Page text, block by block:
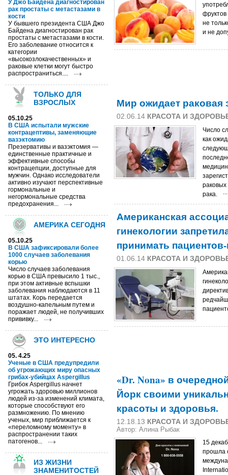
У Джо Байдена диагностирован
рак простаты с метастазами в
кости
У бывшего президента США Джо
Байдена диагностирован рак
простаты с метастазами в кости.
Его заболевание относится к
категории
«высокозлокачественных» и
раковые клетки могут быстро
распространиться....
ТОЛЬКО ДЛЯ
ВЗРОСЛЫХ
05.10.25
В США испытали мужские
контрацептивы, заменяющие
вазэктомию
Презервативы и вазэктомия —
единственные практичные и
эффективные способы
контрацепции, доступные для
мужчин. Однако исследователи
активно изучают перспективные
гормональные и
негормональные средства
предохранения...
АМЕРИКА СЕГОДНЯ
05.10.25
В США зафиксировали более
1000 случаев заболевания
корью
Число случаев заболевания
корью в США превысило 1 тыс.,
при этом активные вспышки
заболевания наблюдаются в 11
штатах. Корь передается
воздушно-капельным путем и
поражает людей, не получивших
прививку...
ЭТО ИНТЕРЕСНО
05. 4.25
Ученые в США предупредили
об угрожающих миру опасных
грибах-убийцах Aspergillus
Грибок Aspergillus начнет
угрожать здоровью миллионов
людей из-за изменений климата,
которые способствуют его
размножению. По мнению
ученых, мир приближается к
«переломному моменту» в
распространении таких
патогенов...
ИЗ ЖИЗНИ
ЗНАМЕНИТОСТЕЙ
не
и не
Мир ожидает раковая
02.06.14 КРАСОТА И
Число
как
рака.
Американская
гинекологии
принимать
01.06.14 КРАСОТА И
«Dr. Nona» в
Йорк своими
красоты и здоровья.
12.18.13 КРАСОТА И
Автор: Алина Рыбак
15
прошла